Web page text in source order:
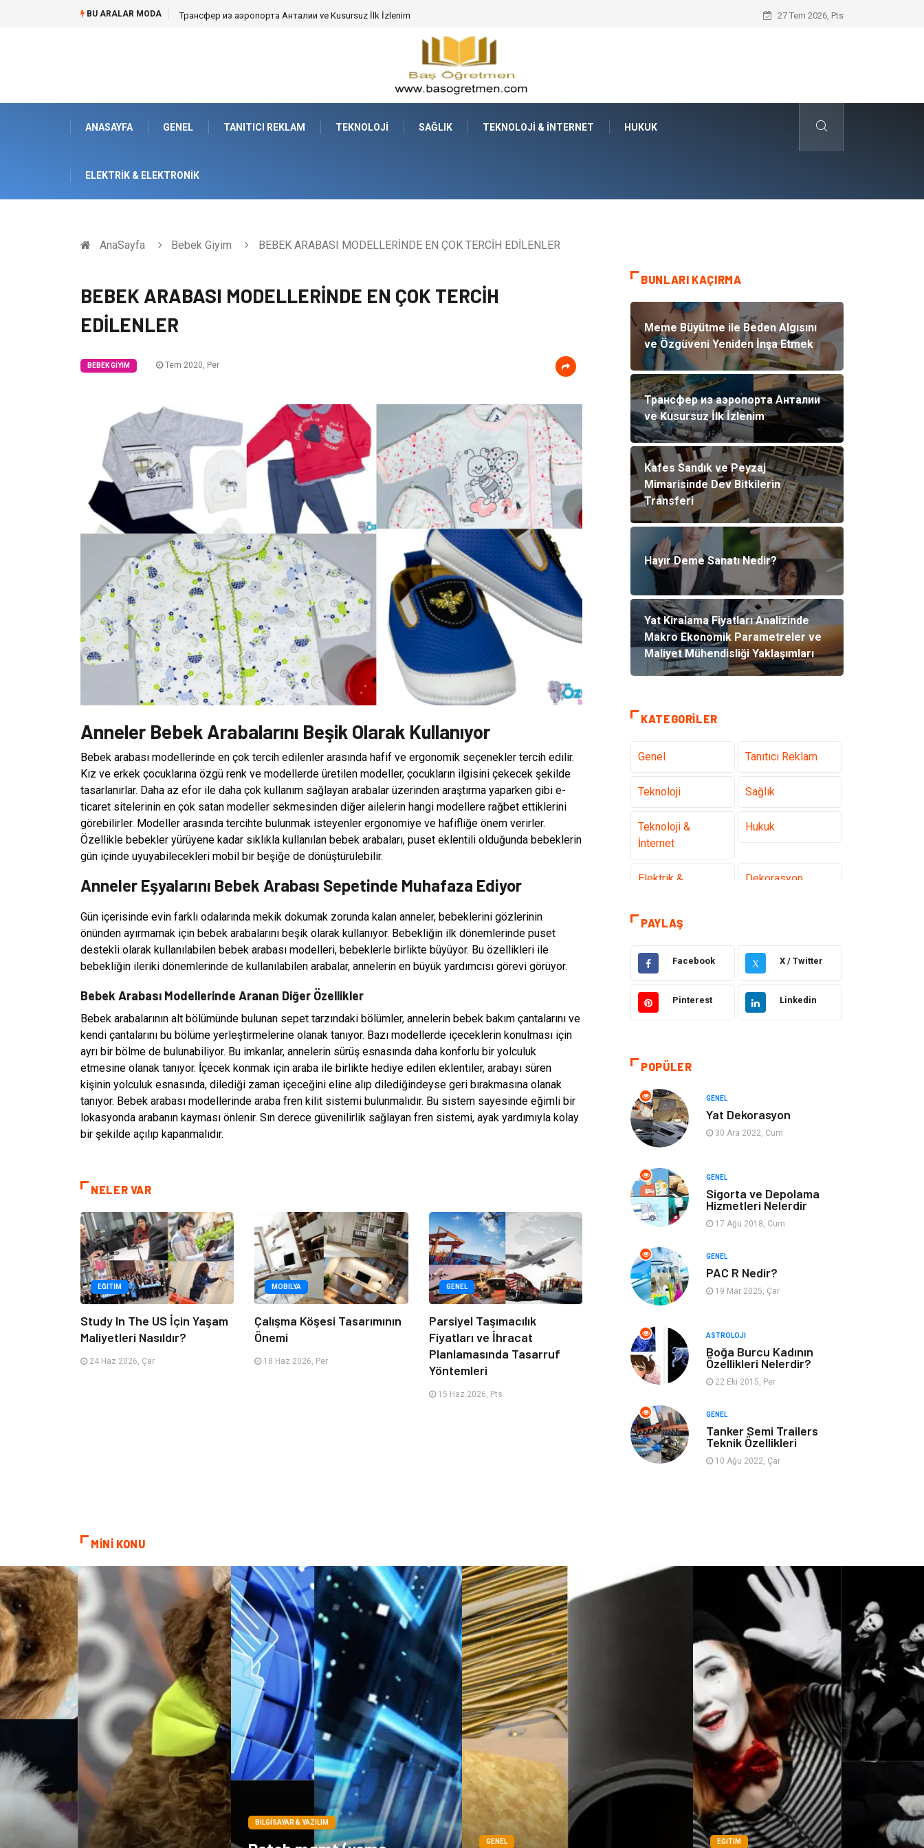
BU ARALAR MODA Kafes Sandık ve Peyzaj Mimarisinde Dev Bitkilerin Transferi Hayır Deme Sanatı Nedir?
27 Tem 2026, Pts
ANASAYFA GENEL TANITICI REKLAM TEKNOLOJI SAĞLIK TEKNOLOJI & İNTERNET HUKUK
ELEKTRIK & ELEKTRONIK
AnaSayfa Bebek Giyim BEBEK ARABASI MODELLERİNDE EN ÇOK TERCİH EDİLENLER
BEBEK ARABASI MODELLERİNDE EN ÇOK TERCİH
EDİLENLER
BEBEK GIYIM Tem 2020, Per
Anneler Bebek Arabalarını Beşik Olarak Kullanıyor
Bebek arabası modellerinde en çok tercih edilenler arasında hafif ve ergonomik seçenekler tercih edilir.
Kız ve erkek çocuklarına özgü renk ve modellerde üretilen modeller, çocukların ilgisini çekecek şekilde
tasarlanırlar. Daha az efor ile daha çok kullanım sağlayan arabalar üzerinden araştırma yaparken gibi e-
ticaret sitelerinin en çok satan modeller sekmesinden diğer ailelerin hangi modellere rağbet ettiklerini
görebilirler. Modeller arasında tercihte bulunmak isteyenler ergonomiye ve hafifliğe önem verirler.
Özellikle bebekler yürüyene kadar sıklıkla kullanılan bebek arabaları, puset eklentili olduğunda bebeklerin
gün içinde uyuyabilecekleri mobil bir beşiğe de dönüştürülebilir.
Anneler Eşyalarını Bebek Arabası Sepetinde Muhafaza Ediyor
Gün içerisinde evin farklı odalarında mekik dokumak zorunda kalan anneler, bebeklerini gözlerinin
önünden ayırmamak için bebek arabalarını beşik olarak kullanıyor. Bebekliğin ilk dönemlerinde puset
destekli olarak kullanılabilen bebek arabası modelleri, bebeklerle birlikte büyüyor. Bu özellikleri ile
bebekliğin ileriki dönemlerinde de kullanılabilen arabalar, annelerin en büyük yardımcısı görevi görüyor.
Bebek Arabası Modellerinde Aranan Diğer Özellikler
Bebek arabalarının alt bölümünde bulunan sepet tarzındaki bölümler, annelerin bebek bakım çantalarını ve
kendi çantalarını bu bölüme yerleştirmelerine olanak tanıyor. Bazı modellerde içeceklerin konulması için
ayrı bir bölme de bulunabiliyor. Bu imkanlar, annelerin sürüş esnasında daha konforlu bir yolculuk
etmesine olanak tanıyor. İçecek konmak için araba ile birlikte hediye edilen eklentiler, arabayı süren
kişinin yolculuk esnasında, dilediği zaman içeceğini eline alıp dilediğindeyse geri bırakmasına olanak
tanıyor. Bebek arabası modellerinde araba fren kilit sistemi bulunmalıdır. Bu sistem sayesinde eğimli bir
lokasyonda arabanın kayması önlenir. Sın derece güvenilirlik sağlayan fren sistemi, ayak yardımıyla kolay
bir şekilde açılıp kapanmalıdır.
NELER VAR
EĞITIM
Study In The US İçin Yaşam
Maliyetleri Nasıldır?
24 Haz 2026, Çar
MOBILYA
Çalışma Köşesi Tasarımının
Önemi
18 Haz 2026, Per
GENEL
Parsiyel Taşımacılık
Fiyatları ve İhracat
Planlamasında Tasarruf
Yöntemleri
15 Haz 2026, Pts
BUNLARI KAÇIRMA
Meme Büyütme ile Beden Algısını
ve Özgüveni Yeniden İnşa Etmek
Трансфер из аэропорта Анталии
ve Kusursuz İlk İzlenim
Kafes Sandık ve Peyzaj
Mimarisinde Dev Bitkilerin
Transferi
Hayır Deme Sanatı Nedir?
Yat Kiralama Fiyatları Analizinde
Makro Ekonomik Parametreler ve
Maliyet Mühendisliği Yaklaşımları
KATEGORILER
Genel Tanıtıcı Reklam
Teknoloji Sağlık
Teknoloji &
İnternet
Hukuk
Elektrik &
Dekorasyon
Güzellik ve Bakım
Giyim Sağlıklı Yaşam
Makine Otomotiv
Gıda
Spor
Tatil Hobi
Emlak
Genel Kültür
Bilgisayar &
Yazılım
Müzik
Mobilya Ev İşleri
Finans Tekstil
Aksesuar Anne Çocuk
Astroloji
Sigorta Bebek Giyim
PAYLAŞ
Facebook X X / Twitter
Pinterest Linkedin
POPÜLER
GENEL
Yat Dekorasyon
30 Ara 2022, Cum
GENEL
Sigorta ve Depolama
Hizmetleri Nelerdir
17 Ağu 2018, Cum
GENEL
PAC R Nedir?
19 Mar 2025, Çar
ASTROLOJI
Boğa Burcu Kadının
Özellikleri Nelerdir?
22 Eki 2015, Per
GENEL
Tanker Semi Trailers
Teknik Özellikleri
10 Ağu 2022, Çar
MİNİ KONU
BILGISAYAR & YAZILIM
GENEL EĞITIM